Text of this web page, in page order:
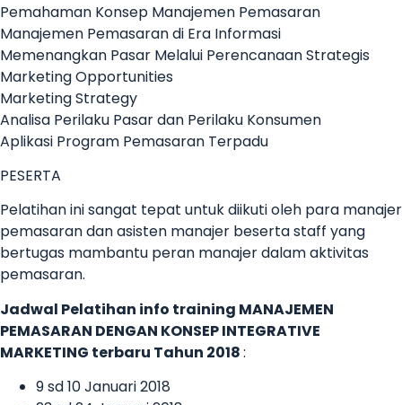
Pemahaman Konsep Manajemen Pemasaran
Manajemen Pemasaran di Era Informasi
Memenangkan Pasar Melalui Perencanaan Strategis
Marketing Opportunities
Marketing Strategy
Analisa Perilaku Pasar dan Perilaku Konsumen
Aplikasi Program Pemasaran Terpadu
PESERTA
Pelatihan ini sangat tepat untuk diikuti oleh para manajer
pemasaran dan asisten manajer beserta staff yang
bertugas mambantu peran manajer dalam aktivitas
pemasaran.
Jadwal Pelatihan info training MANAJEMEN
PEMASARAN DENGAN KONSEP INTEGRATIVE
MARKETING terbaru Tahun 2018:
9 sd 10 Januari 2018